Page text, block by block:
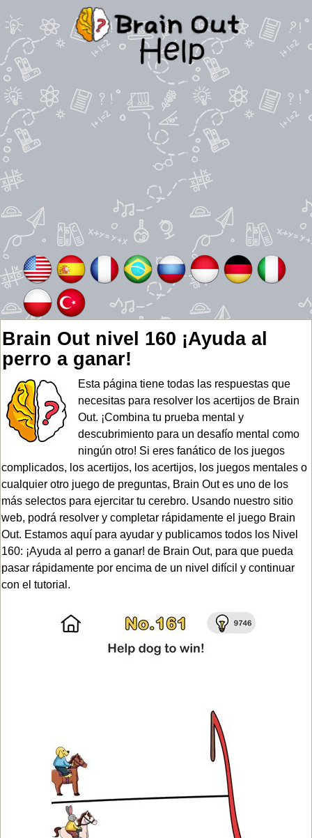
Brain Out nivel 160 ¡Ayuda al
perro a ganar!
Esta página tiene todas las respuestas que
necesitas para resolver los acertijos de Brain
Out. ¡Combina tu prueba mental y
descubrimiento para un desafío mental como
ningún otro! Si eres fanático de los juegos
complicados, los acertijos, los acertijos, los juegos mentales o
cualquier otro juego de preguntas, Brain Out es uno de los
más selectos para ejercitar tu cerebro. Usando nuestro sitio
web, podrá resolver y completar rápidamente el juego Brain
Out. Estamos aquí para ayudar y publicamos todos los Nivel
160: ¡Ayuda al perro a ganar! de Brain Out, para que pueda
pasar rápidamente por encima de un nivel difícil y continuar
con el tutorial.